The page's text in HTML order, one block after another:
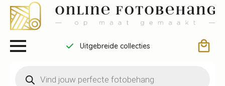
Uitgebreide collecties
zoeken